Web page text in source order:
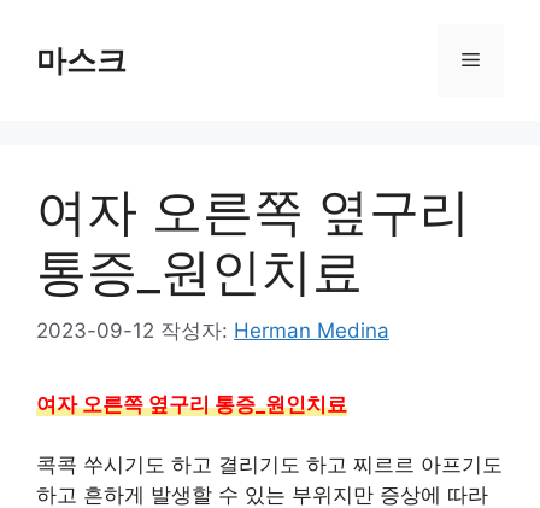
마스크 메
여자 오른쪽 옆구리
통증_원인치료
2023-09-12 작성자: Herman Medina
여자 오른쪽 옆구리 통증_원인치료
콕콕 쑤시기도 하고 결리기도 하고 찌르르 아프기도
하고 흔하게 발생할 수 있는 부위지만 증상에 따라